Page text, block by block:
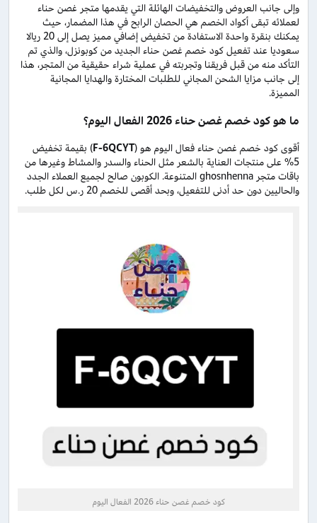
وإلى جانب العروض والتخفيضات الهائلة التي يقدمها متجر غصن حناء
لعملائه تبقى أكواد الخصم هي الحصان الرابح في هذا المضمار، حيث
يمكنك بنقرة واحدة الاستفادة من تخفيض إضافي مميز يصل إلى 20 ريالا
سعوديا عند تفعيل كود خصم غصن حناء الجديد من كوبونزل، والذي تم
التأكد منه من قبل فريقنا وتجربته في عملية شراء حقيقية من المتجر، هذا
إلى جانب مزايا الشحن المجاني للطلبات المختارة والهدايا المجانية
المميزة.
ما هو كود خصم غصن حناء 2026 الفعال اليوم؟
أقوى كود خصم غصن حناء فعال اليوم هو (F-6QCYT) بقيمة تخفيض
5% على منتجات العناية بالشعر مثل الحناء والسدر والمشاط وغيرها من
باقات متجر ghosnhenna المتنوعة. الكوبون صالح لجميع العملاء الجدد
والحاليين دون حد أدنى للتفعيل، وبحد أقصى للخصم 20 ر.س لكل طلب.
كود خصم غصن حناء 2026 الفعال اليوم